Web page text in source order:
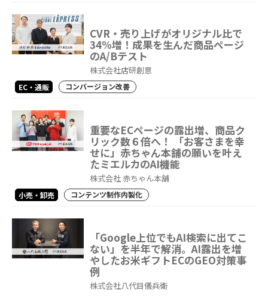
CVR・売り上げがオリジナル比で
34%増！成果を生んだ商品ページ
のA/Bテスト
株式会社店研創意
EC・通販 コンバージョン改善
重要なECページの露出増、商品ク
リック数６倍へ！ 「お客さまを幸
せに」赤ちゃん本舗の願いを叶え
たミエルカのAI機能
株式会社 赤ちゃん本舗
小売・卸売 コンテンツ制作内製化
「Google上位でもAI検索に出てこ
ない」を半年で解消。AI露出を増
やしたお米ギフトECのGEO対策事
例
株式会社八代目儀兵衛